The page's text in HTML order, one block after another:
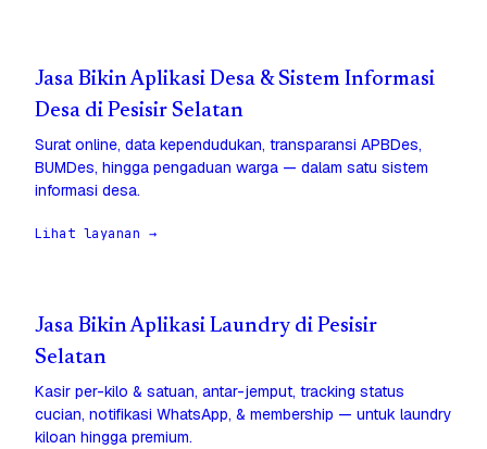
Jasa Bikin Aplikasi Desa & Sistem Informasi
Desa di Pesisir Selatan
Surat online, data kependudukan, transparansi APBDes,
BUMDes, hingga pengaduan warga — dalam satu sistem
informasi desa.
Lihat layanan →
Jasa Bikin Aplikasi Laundry di Pesisir
Selatan
Kasir per-kilo & satuan, antar-jemput, tracking status
cucian, notifikasi WhatsApp, & membership — untuk laundry
kiloan hingga premium.